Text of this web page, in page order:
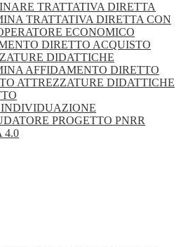
TRATTATIVA DIRETTA
TRATTATIVA DIRETTA CON
ECONOMICO
DIRETTO ACQUISTO
DIDATTICHE
AFFIDAMENTO DIRETTO
ATTREZZATURE DIDATTICHE
PROGETTO PNRR
4.0